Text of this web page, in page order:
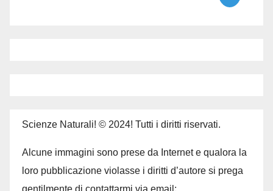
Scienze Naturali! © 2024! Tutti i diritti riservati.
Alcune immagini sono prese da Internet e qualora la
loro pubblicazione violasse i diritti d’autore si prega